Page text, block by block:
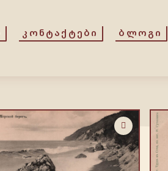
ᲙᲝᲜᲢᲐᲥᲢᲔᲑᲘ ᲑᲚᲝᲒᲘ